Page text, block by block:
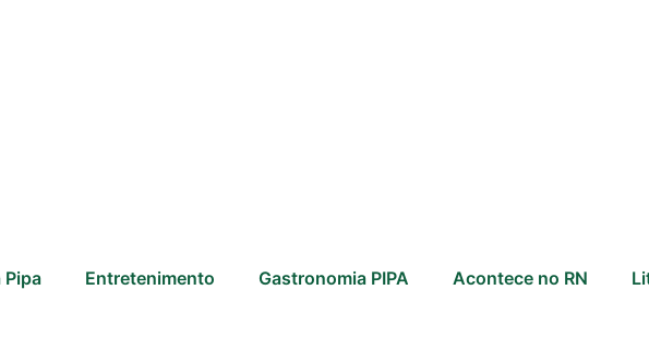
Pipa Entretenimento Gastronomia PIPA Acontece no RN